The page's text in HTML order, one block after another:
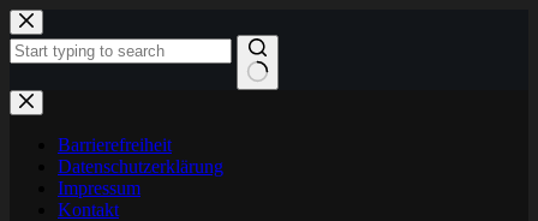
Zum
Inhalt
springen
Keine
Ergebnisse
Barrierefreiheit
Datenschutzerklärung
Impressum
Kontakt